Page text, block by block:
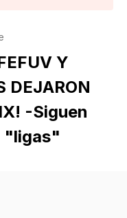
Y
DEJARON
-Siguen
"ligas"